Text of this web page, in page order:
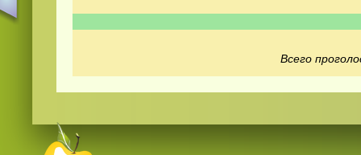
Всего